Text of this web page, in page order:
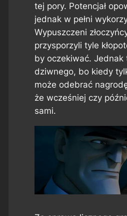
tej pory. Potencjał
jednak w pełni
Wypuszczeni
przysporzyli tyle
by oczekiwać. Jednak
dziwnego, bo kiedy
może odebrać
że wcześniej czy
sami.